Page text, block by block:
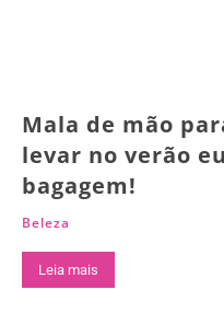
Mala de mão
levar no verão
bagagem!
Beleza
Leia mais